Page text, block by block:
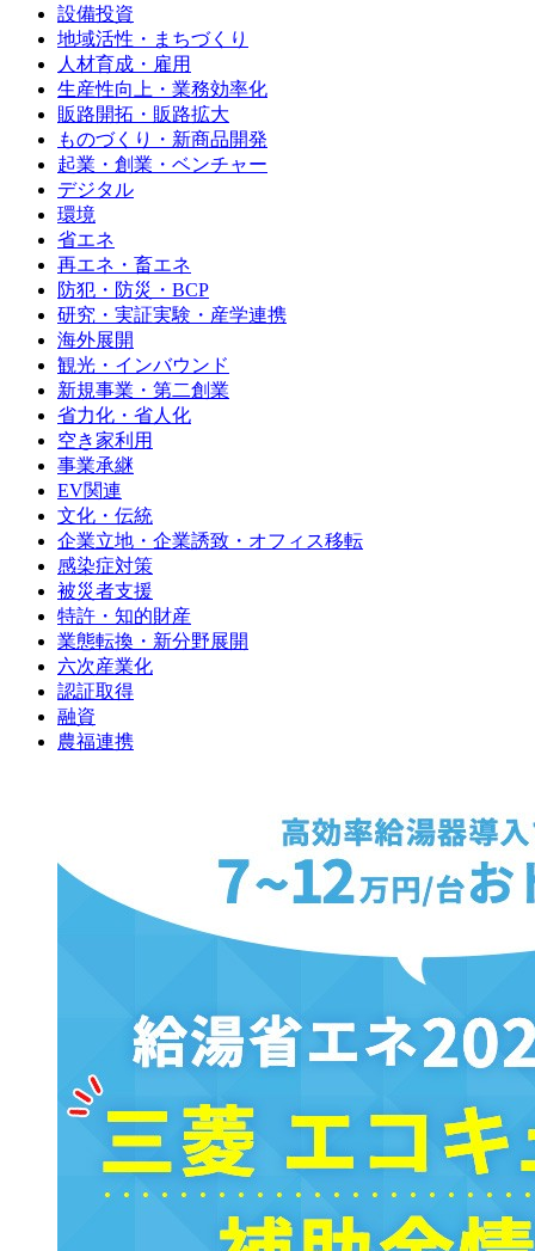
設備投資
地域活性・まちづくり
人材育成・雇用
生産性向上・業務効率化
販路開拓・販路拡大
ものづくり・新商品開発
起業・創業・ベンチャー
デジタル
環境
省エネ
再エネ・畜エネ
防犯・防災・BCP
研究・実証実験・産学連携
海外展開
観光・インバウンド
新規事業・第二創業
省力化・省人化
空き家利用
事業承継
EV関連
文化・伝統
企業立地・企業誘致・オフィス移転
感染症対策
被災者支援
特許・知的財産
業態転換・新分野展開
六次産業化
認証取得
融資
農福連携